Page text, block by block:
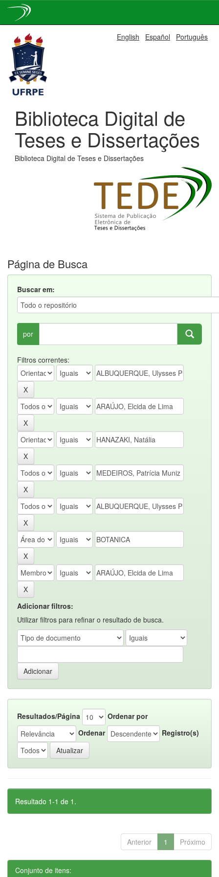
navigation
English Español Português
Biblioteca Digital de
Teses e Dissertações
Biblioteca Digital de Teses e Dissertações
Página de Busca
Buscar em:
por
Filtros correntes:
Adicionar filtros:
Utilizar filtros para refinar o resultado de busca.
Resultados/Página
Ordenar por
Ordenar
Registro(s)
Resultado 1-1 de 1.
Anterior 1 Próximo
Conjunto de itens: